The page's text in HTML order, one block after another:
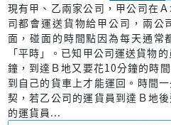
現有甲、乙兩家公司，甲公司在
司都會運送貨物給甲公司，兩公
面，碰面的時間點因為每天通常
「平時」。已知甲公司運送貨物
鐘，到達Ｂ地又要花10分鐘的時
到自己的貨車上才能運回。時間
契，若乙公司的運貨員到達Ｂ地
的運貨員...